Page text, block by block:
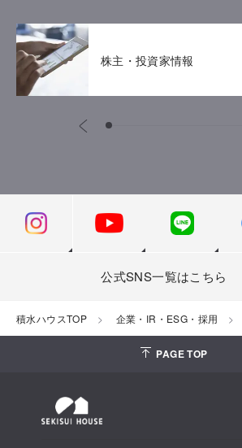
株主・投資家情報
公式SNS一覧はこちら
積水ハウスTOP 企業・IR・ESG・採用
PAGE TOP